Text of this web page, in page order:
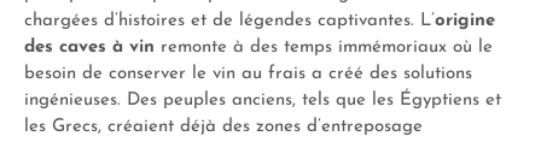
chargées d’histoires et de légendes captivantes. L’origine
des caves à vin remonte à des temps immémoriaux où le
besoin de conserver le vin au frais a créé des solutions
ingénieuses. Des peuples anciens, tels que les Égyptiens et
les Grecs, créaient déjà des zones d’entreposage